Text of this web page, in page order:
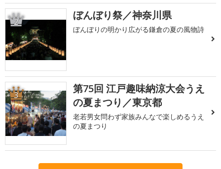
2 ぼんぼり祭／神奈川県
ぼんぼりの明かり広がる鎌倉の夏の風物詩
3
第75回 江戸趣味納涼大会うえ
の夏まつり／東京都
老若男女問わず家族みんなで楽しめるうえ
の夏まつり